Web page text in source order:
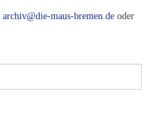
archiv@die-maus-bremen.de oder